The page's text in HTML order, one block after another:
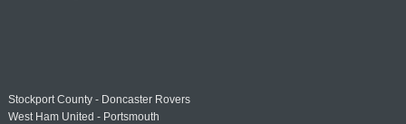
Stockport County - Doncaster Rovers
West Ham United - Portsmouth